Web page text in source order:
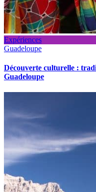
Expériences
Guadeloupe
Découverte culturelle :
Guadeloupe